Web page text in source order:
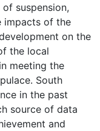
suspension,
impacts of the
on the
the local
meeting the
South
in the past
source of data
and